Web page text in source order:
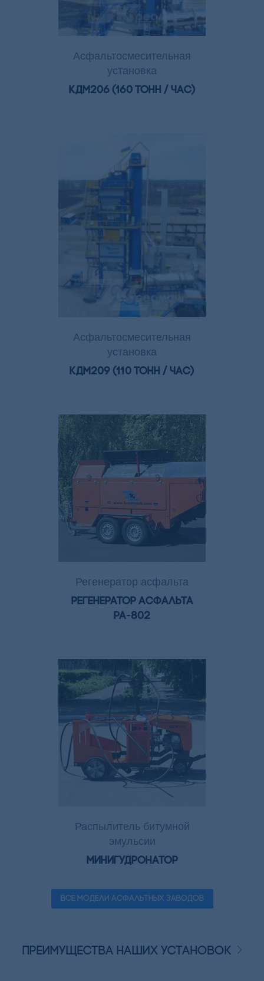
Асфальтосмесительная
установка
КДМ206 (160 тонн / час)
Асфальтосмесительная
установка
КДМ209 (110 тонн / час)
Регенератор асфальта
Регенератор асфальта
РА-802
Распылитель битумной
эмульсии
Минигудронатор
ВСЕ МОДЕЛИ АСФАЛЬТНЫХ ЗАВОДОВ
Преимущества наших установок